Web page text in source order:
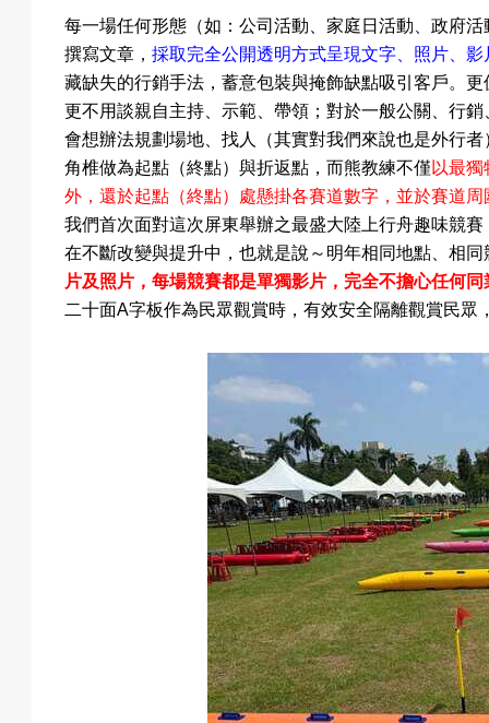
每一場任何形態 （如 ：公司活動 、家庭日活動 、政府活
撰寫文章，採取完全公開透明方式呈現文字 、照片 、
藏缺失的行銷手法，蓄意包裝與掩飾缺點吸引客戶。
更不用談親自主持 、示範 、帶領 ；對於一般公關 、行銷
會想辦法規劃場地 、找人（其實對我們來說也是外行
角椎做為起點（終點）與折返點，而熊教練不僅 以最
外，還於起點 （終點） 處懸掛各賽道數字，並於賽道
我們首次面對這次屏東舉辦之最盛大陸上行舟趣味競
在不斷改變與提升中，也就是說～明年相同地點 、相
片及照片，每場競賽都是單獨影片，完全不擔心任何
二十面A字板作為民眾觀賞時，有效安全隔離觀賞民眾